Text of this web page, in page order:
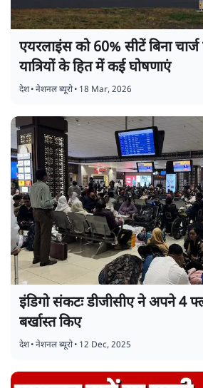
एयरलाइंस को 60% सीटें बिना चार्ज
यात्रियों के हित में कई घोषणाएं
देश•नेशनल ब्यूरो• 18 Mar, 2026
इंडिगो संकटः डीजीसीए ने अपने 4
बर्खास्त किए
देश•नेशनल ब्यूरो• 12 Dec, 2025